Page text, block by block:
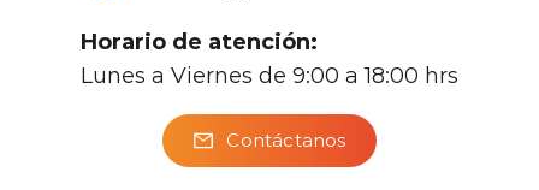
Horario de atención:
Lunes a Viernes de 9:00 a 18:00 hrs
Contáctanos